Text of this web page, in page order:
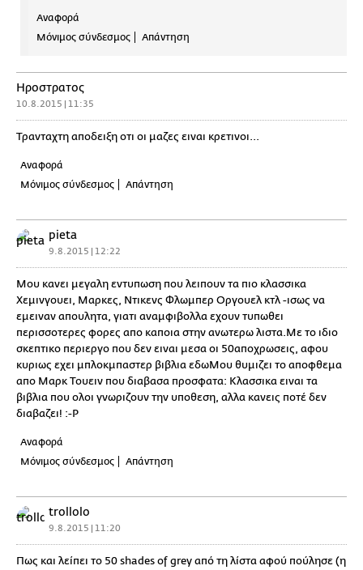
Αναφορά
Μόνιμος σύνδεσμος
Απάντηση
Ηροστρατος
10.8.2015 | 11:35
Τρανταχτη αποδειξη οτι οι μαζες ειναι κρετινοι...
Αναφορά
Μόνιμος σύνδεσμος
Απάντηση
pieta
9.8.2015 | 12:22
Μου κανει μεγαλη εντυπωση που λειπουν τα πιο κλασσικα
Χεμινγουει, Μαρκες, Ντικενς Φλωμπερ Οργουελ κτλ -ισως να
εμειναν απουλητα, γιατι αναμφιβολλα εχουν τυπωθει
περισσοτερες φορες απο καποια στην ανωτερω λιστα.Με το ιδιο
σκεπτικο περιεργο που δεν ειναι μεσα οι 50αποχρωσεις, αφου
κυριως εχει μπλοκμπαστερ βιβλια εδωΜου θυμιζει το αποφθεμα
απο Μαρκ Τουειν που διαβασα προσφατα: Κλασσικα ειναι τα
βιβλια που ολοι γνωριζουν την υποθεση, αλλα κανεις ποτέ δεν
διαβαζει! :-P
Αναφορά
Μόνιμος σύνδεσμος
Απάντηση
trollolo
9.8.2015 | 11:20
Πως και λείπει το 50 shades of grey από τη λίστα αφού πούλησε (η